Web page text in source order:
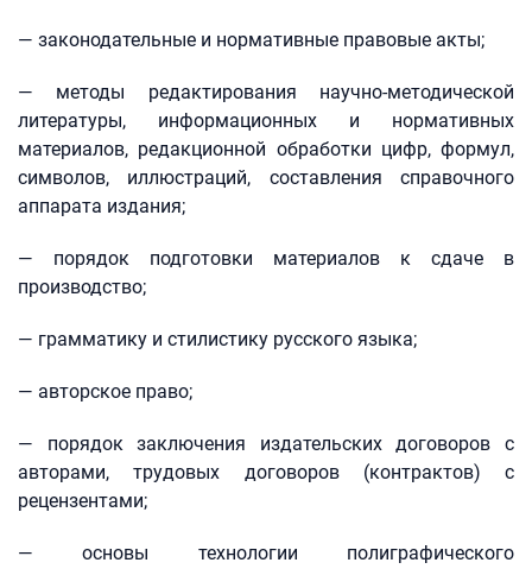
— законодательные и нормативные правовые акты;
— методы редактирования научно-методической
литературы, информационных и нормативных
материалов, редакционной обработки цифр, формул,
символов, иллюстраций, составления справочного
аппарата издания;
— порядок подготовки материалов к сдаче в
производство;
— грамматику и стилистику русского языка;
— авторское право;
— порядок заключения издательских договоров с
авторами, трудовых договоров (контрактов) с
рецензентами;
— основы технологии полиграфического